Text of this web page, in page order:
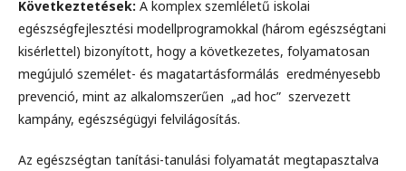
Következtetések: A komplex szemléletű iskolai
egészségfejlesztési modellprogramokkal (három egészségtani
kisérlettel) bizonyított, hogy a következetes, folyamatosan
megújuló személet- és magatartásformálás eredményesebb
prevenció, mint az alkalomszerűen „ad hoc” szervezett
kampány, egészségügyi felvilágosítás.
Az egészségtan tanítási-tanulási folyamatát megtapasztalva